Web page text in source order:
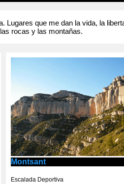
Lugares que me dan la vida, la
rocas y las montañas.
Montsant
Escalada Deportiva